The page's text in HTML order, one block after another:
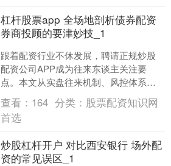
杠杆股票app 全场地剖析债券配资
券商投顾的要津妙技_1
跟着配资行业不休发展，聘请正规炒股
配资公司APP成为往来东谈主关注要
点。本文从实盘往来机制、风控体系、
往来资金安全和用户劳动四个方面，潜
入对比分析现时市集主流劳....
查看： 164 分类： 股票配资知识网
首选
炒股杠杆开户 对比西安银行 场外配
资的常见误区_1